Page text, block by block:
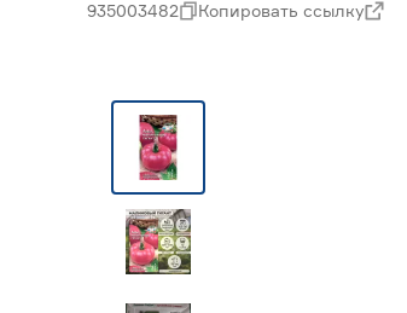
935003482 Копировать ссылку